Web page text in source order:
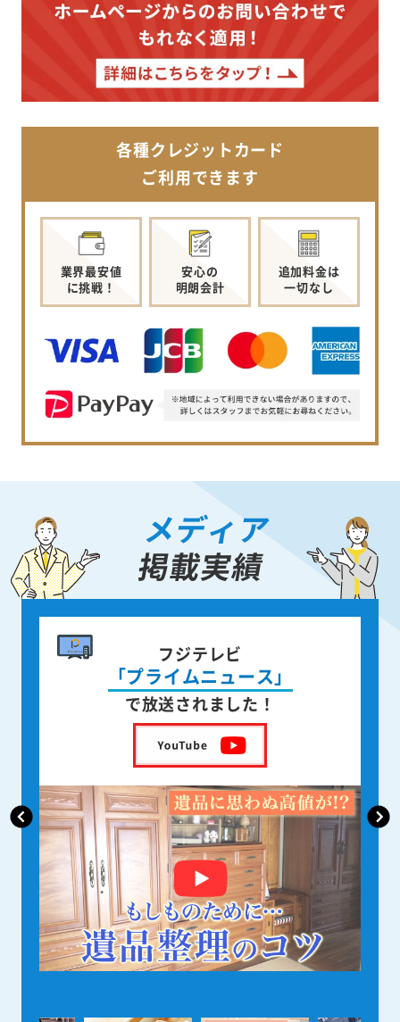
各種クレジットカード
ご利用できます
業界最安値
に挑戦！
安心の
明朗会計
追加料金は
一切なし
メディア
掲載実績
書籍出版
身近な人が
亡くなった後の遺品整理
を出版しました！